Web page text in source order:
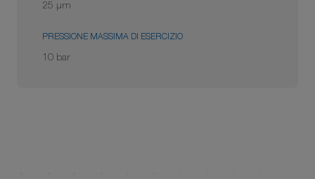
25 μm
PRESSIONE MASSIMA DI ESERCIZIO
10 bar